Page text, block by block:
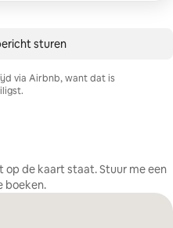
sturen
via Airbnb, want dat is
op de kaart staat. Stuur me een
boeken.